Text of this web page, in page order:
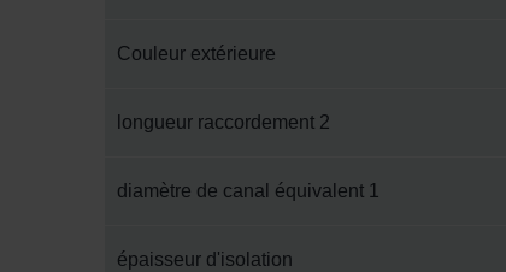
Couleur extérieure
longueur raccordement 2
diamètre de canal équivalent 1
épaisseur d'isolation